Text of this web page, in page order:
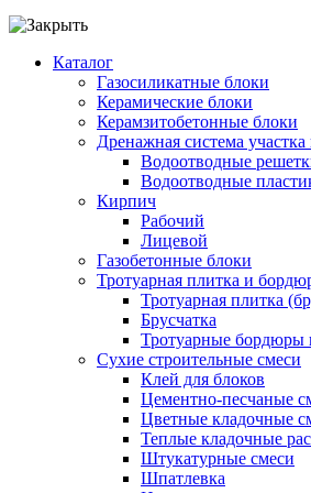
Каталог
Газосиликатные блоки
Керамические блоки
Керамзитобетонные блоки
Дренажная система
Водоотводные
Водоотводные
Кирпич
Рабочий
Лицевой
Газобетонные блоки
Тротуарная плитка и
Тротуарная плитка
Брусчатка
Тротуарные бордюры
Сухие строительные смеси
Клей для блоков
Цементно-песчаные
Цветные кладочные
Теплые кладочные
Штукатурные смеси
Шпатлевка